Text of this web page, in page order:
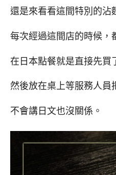
還是來看看這間特別的沾
每次經過這間店的時候，
在日本點餐就是直接先買
然後放在桌上等服務人員
不會講日文也沒關係。